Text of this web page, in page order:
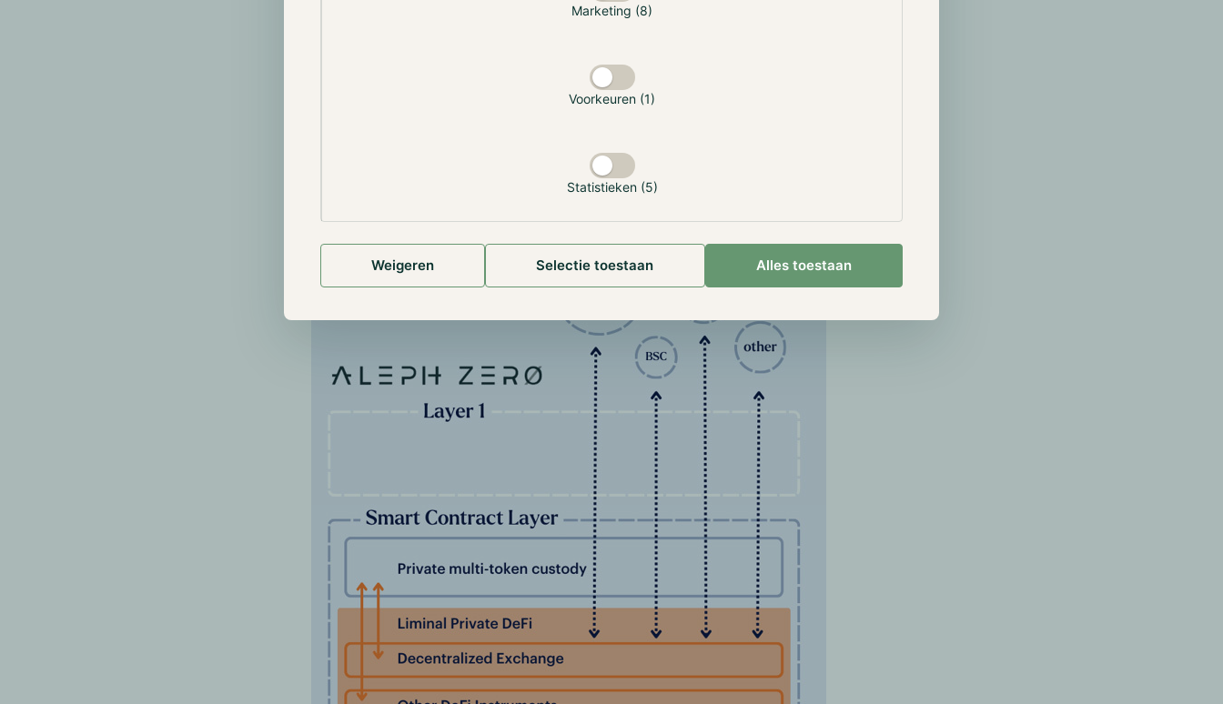
Marketing (8)
Voorkeuren (1)
Statistieken (5)
Weigeren Selectie toestaan Alles toestaan
Met ZK-SNARKs kunnen gebruikers van het netwerk bewijzen dat zij in het bezit zijn
kan kopen zonder zijn saldo bekend te maken.
de individuele input van elke gebruiker te onthullen. Iedere gebruiker heeft hierdoor
dus een deel van de gegevens welke gebruikt kunnen worden terwijl de informatie van